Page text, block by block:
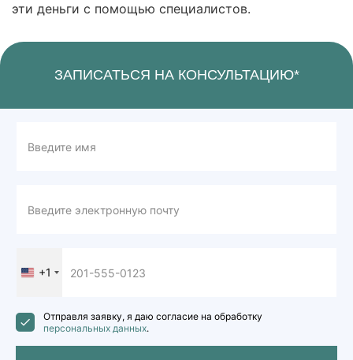
эти деньги с помощью специалистов.
ЗАПИСАТЬСЯ НА КОНСУЛЬТАЦИЮ*
United
+1
+1
Отправля заявку, я даю согласие на обработку
персональных данных.